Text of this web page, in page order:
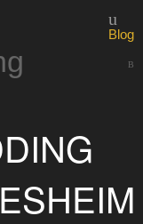
Blog